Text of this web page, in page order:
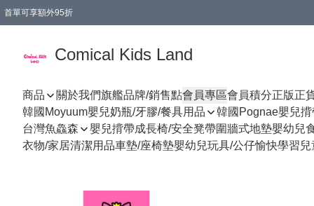
首單可享額外95折
Comical Kids Land
商品 關於我們旗艦品牌/銷售點會員專區會員積分正版正
韓國Moyuum嬰兒奶瓶/牙膠/餐具用品
韓國Pognae嬰兒揹
台灣魚鱻森
嬰兒揹帶成長椅/安全凳帶圍牆式地墊嬰幼兒
衣物/家居清潔用品車墊/座椅墊嬰幼兒玩具/公仔愉快學習